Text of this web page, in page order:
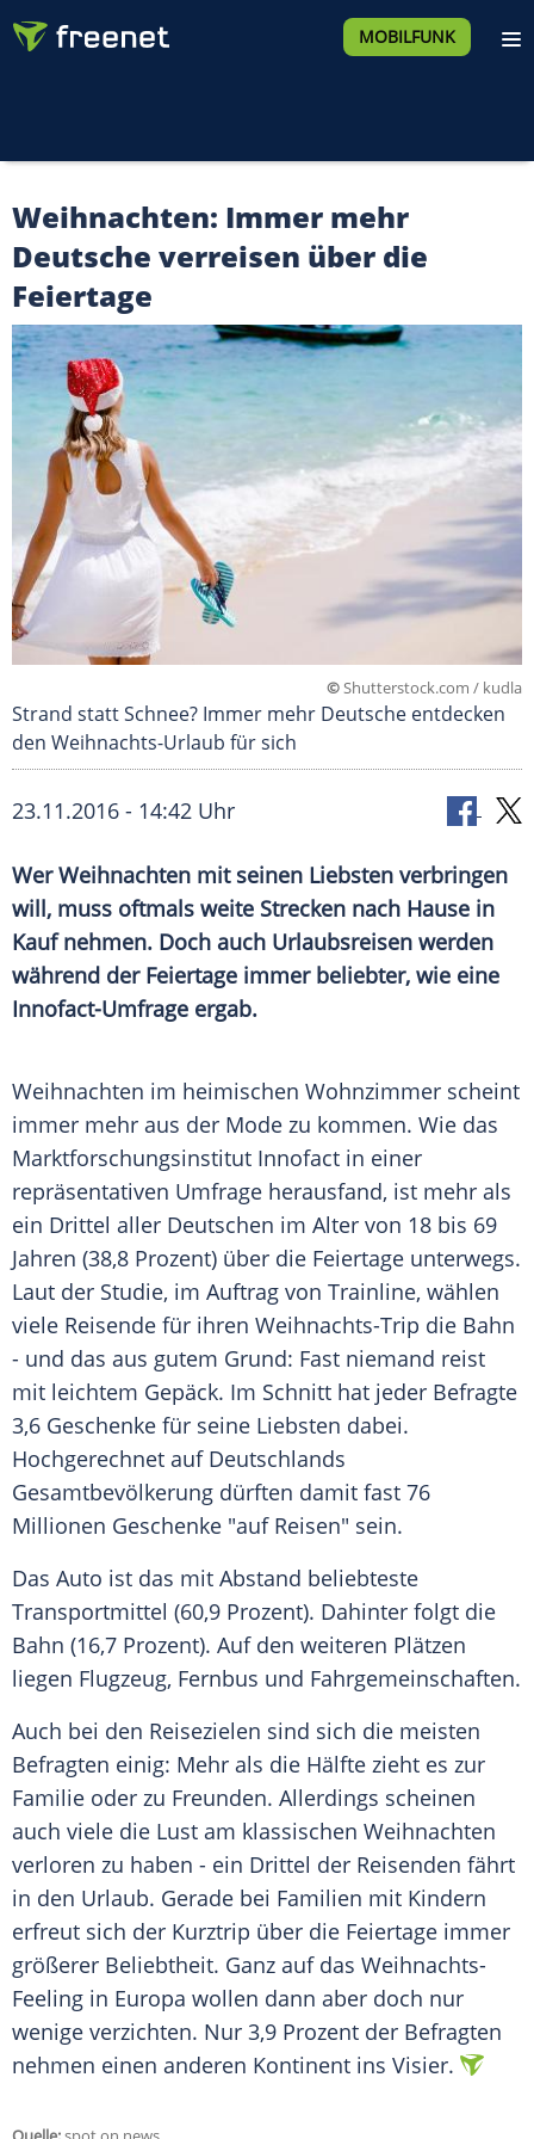
MOBILFUNK
Weihnachten: Immer mehr
Deutsche verreisen über die
Feiertage
©Shutterstock.com / kudla
Strand statt Schnee? Immer mehr Deutsche entdecken
den Weihnachts-Urlaub für sich
23.11.2016 - 14:42 Uhr
Wer Weihnachten mit seinen Liebsten verbringen
will, muss oftmals weite Strecken nach Hause in
Kauf nehmen. Doch auch Urlaubsreisen werden
während der Feiertage immer beliebter, wie eine
Innofact-Umfrage ergab.
Weihnachten im heimischen Wohnzimmer scheint
immer mehr aus der Mode zu kommen. Wie das
Marktforschungsinstitut Innofact in einer
repräsentativen Umfrage herausfand, ist mehr als
ein Drittel aller Deutschen im Alter von 18 bis 69
Jahren (38,8 Prozent) über die Feiertage unterwegs.
Laut der Studie, im Auftrag von Trainline, wählen
viele Reisende für ihren Weihnachts-Trip die Bahn
- und das aus gutem Grund: Fast niemand reist
mit leichtem Gepäck. Im Schnitt hat jeder Befragte
3,6 Geschenke für seine Liebsten dabei.
Hochgerechnet auf Deutschlands
Gesamtbevölkerung dürften damit fast 76
Millionen Geschenke "auf Reisen" sein.
Das Auto ist das mit Abstand beliebteste
Transportmittel (60,9 Prozent). Dahinter folgt die
Bahn (16,7 Prozent). Auf den weiteren Plätzen
liegen Flugzeug, Fernbus und Fahrgemeinschaften.
Auch bei den Reisezielen sind sich die meisten
Befragten einig: Mehr als die Hälfte zieht es zur
Familie oder zu Freunden. Allerdings scheinen
auch viele die Lust am klassischen Weihnachten
verloren zu haben - ein Drittel der Reisenden fährt
in den Urlaub. Gerade bei Familien mit Kindern
erfreut sich der Kurztrip über die Feiertage immer
größerer Beliebtheit. Ganz auf das Weihnachts-
Feeling in Europa wollen dann aber doch nur
wenige verzichten. Nur 3,9 Prozent der Befragten
nehmen einen anderen Kontinent ins Visier.